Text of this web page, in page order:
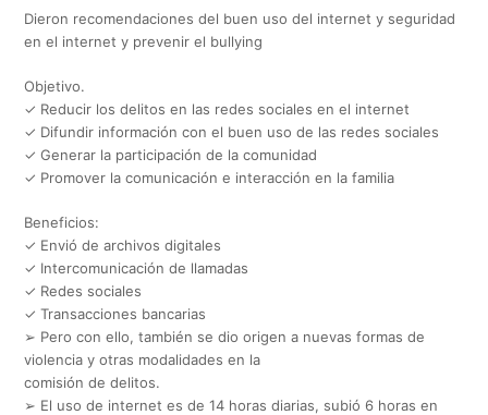
Dieron recomendaciones del buen uso del internet y seguridad
en el internet y prevenir el bullying
Objetivo.
✓ Reducir los delitos en las redes sociales en el internet
✓ Difundir información con el buen uso de las redes sociales
✓ Generar la participación de la comunidad
✓ Promover la comunicación e interacción en la familia
Beneficios:
✓ Envió de archivos digitales
✓ Intercomunicación de llamadas
✓ Redes sociales
✓ Transacciones bancarias
➢ Pero con ello, también se dio origen a nuevas formas de
violencia y otras modalidades en la
comisión de delitos.
➢ El uso de internet es de 14 horas diarias, subió 6 horas en